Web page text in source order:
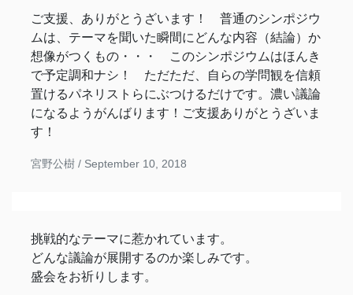
ご支援、ありがとうざいます！ 普通のシンポジウ
ムは、テーマを聞いた瞬間にどんな内容（結論）か
想像がつくもの・・・ このシンポジウムはほんき
で予定調和ナシ！ ただただ、自らの学問観を信頼
置けるパネリストらにぶつけるだけです。濃い議論
になるようがんばります！ご支援ありがとうざいま
す！
宮野公樹 / September 10, 2018
挑戦的なテーマに惹かれています。
どんな議論が展開するのか楽しみです。
盛会をお祈りします。